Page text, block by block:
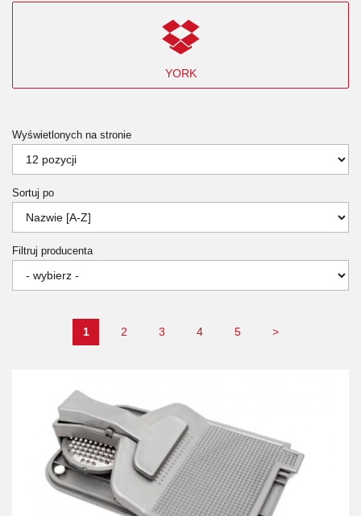
YORK
Wyświetlonych na stronie
Sortuj po
Filtruj producenta
1 2 3 4 5 >